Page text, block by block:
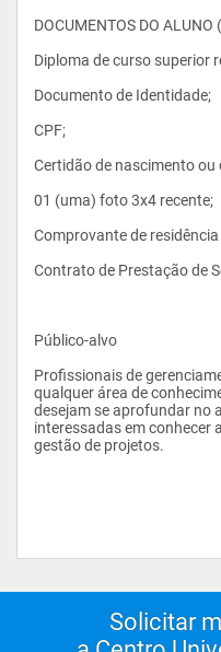
Gestão de Riscos
Gerenciamento de Projetos
Gerenciamento de
DOCUMENTOS DO ALUNO
Diploma de curso superior
Documento de Identidade;
CPF;
Certidão de nascimento ou
01 (uma) foto 3x4 recente;
Comprovante de
Contrato de Prestação de
Público-alvo
Profissionais de
qualquer área de
desejam se aprofundar no
interessadas em conhecer
gestão de projetos.
Solicitar